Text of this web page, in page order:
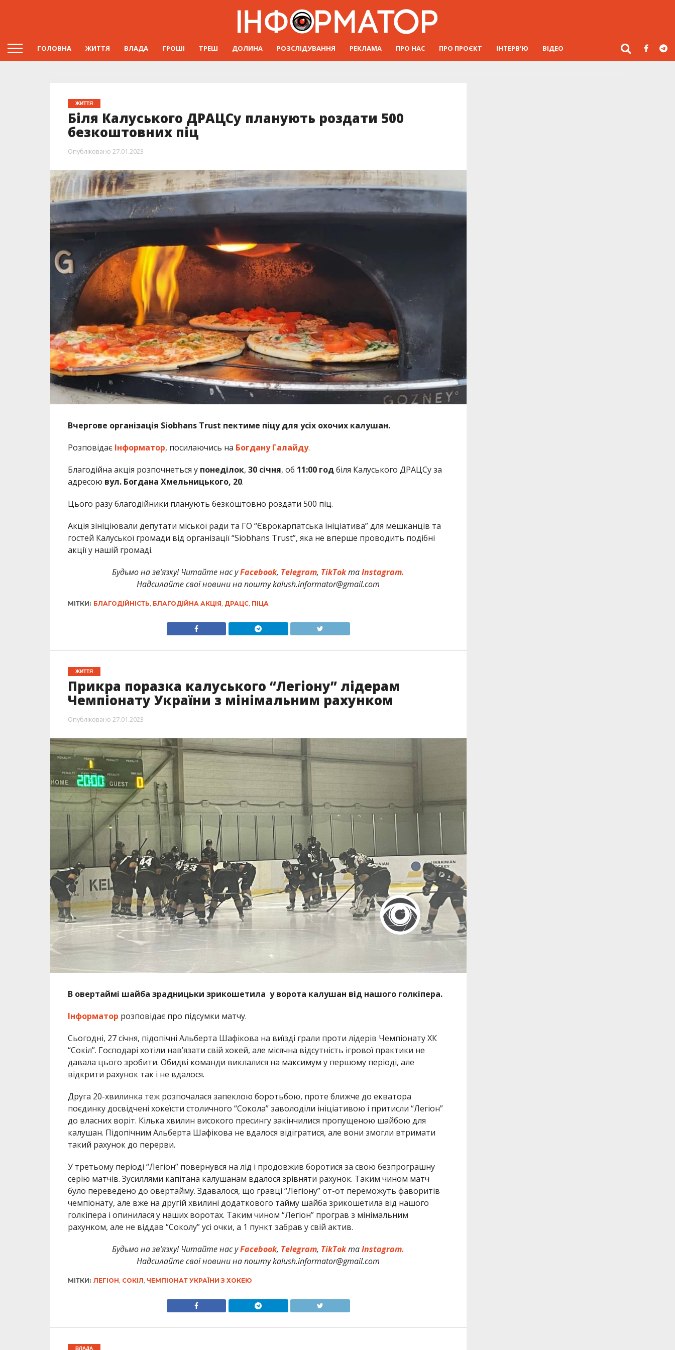
ГОЛОВНА ЖИТТЯ ВЛАДА ГРОШІ ТРЕШ ДОЛИНА РОЗСЛІДУВАННЯ РЕКЛАМА ПРО НАС ПРО ПРОЄКТ ІНТЕРВ’Ю ВІДЕО
ЖИТТЯ
Біля Калуського ДРАЦСу планують роздати 500
безкоштовних піц
Опубліковано 27.01.2023
Вчергове організація Siobhans Trust пектиме піцу для усіх охочих калушан.
Розповідає Інформатор, посилаючись на Богдану Галайду.
Благодійна акція розпочнеться у понеділок, 30 січня, об 11:00 годбіля Калуського ДРАЦСу за
адресою вул. Богдана Хмельницького, 20.
Цього разу благодійники планують безкоштовно роздати 500 піц.
Акція зініціювали депутати міської ради та ГО “Єврокарпатська ініціатива” для мешканців та
гостей Калуської громади від організації “Siobhans Trust”, яка не вперше проводить подібні
акції у нашій громаді.
Будьмо на зв’язку! Читайте нас уFacebook, Telegram, TikTokтаInstagram.
Надсилайте свої новини на пошту kalush.informator@gmail.com
МІТКИ: БЛАГОДІЙНІСТЬ, БЛАГОДІЙНА АКЦІЯ, ДРАЦС, ПІЦА
ЖИТТЯ
Прикра поразка калуського “Легіону” лідерам
Чемпіонату України з мінімальним рахунком
Опубліковано 27.01.2023
В овертаймі шайба зрадницьки зрикошетила у ворота калушан від нашого голкіпера.
Інформатор розповідає про підсумки матчу.
Сьогодні, 27 січня, підопічні Альберта Шафікова на виїзді грали проти лідерів Чемпіонату ХК
“Сокіл”. Господарі хотіли нав’язати свій хокей, але місячна відсутність ігрової практики не
давала цього зробити. Обидві команди виклалися на максимум у першому періоді, але
відкрити рахунок так і не вдалося.
Друга 20-хвилинка теж розпочалася запеклою боротьбою, проте ближче до екватора
поєдинку досвідчені хокеїсти столичного “Сокола” заволоділи ініціативою і притисли “Легіон”
до власних воріт. Кілька хвилин високого пресингу закінчилися пропущеною шайбою для
калушан. Підопічним Альберта Шафікова не вдалося відігратися, але вони змогли втримати
такий рахунок до перерви.
У третьому періоді “Легіон” повернувся на лід і продовжив боротися за свою безпрограшну
серію матчів. Зусиллями капітана калушанам вдалося зрівняти рахунок. Таким чином матч
було переведено до овертайму. Здавалося, що гравці “Легіону” от-от переможуть фаворитів
чемпіонату, але вже на другій хвилині додаткового тайму шайба зрикошетила від нашого
голкіпера і опинилася у наших воротах. Таким чином “Легіон” програв з мінімальним
рахунком, але не віддав “Соколу” усі очки, а 1 пункт забрав у свій актив.
Будьмо на зв’язку! Читайте нас уFacebook, Telegram, TikTokтаInstagram.
Надсилайте свої новини на пошту kalush.informator@gmail.com
МІТКИ: ЛЕГІОН СОКІЛ ЧЕМПІОНАТ УКРАЇНИ З ХОКЕЮ
ВЛАДА